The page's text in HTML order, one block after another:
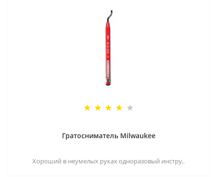
Гратосниматель Milwaukee
Хороший в неумелых руках одноразовый инстру..